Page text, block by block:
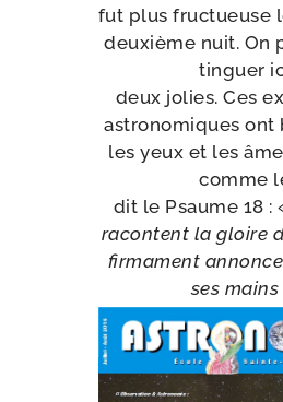
fut plus fruc­tueuse
deuxième nuit. On
tin­guer
deux jolies. Ces
astro­no­miques ont
les yeux et les
comme
dit le Psaume 18 :
racontent la gloire
fir­ma­ment
ses mains